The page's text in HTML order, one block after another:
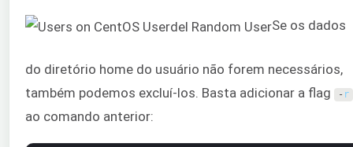
Se os dados
do diretório home do usuário não forem necessários,
também podemos excluí-los. Basta adicionar a flag
- r
ao comando anterior: